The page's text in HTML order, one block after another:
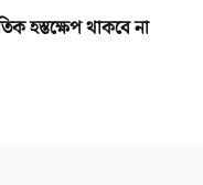
হস্তক্ষেপ থাকবে না